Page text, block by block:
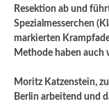
Resektion ab und
Spezialmesserchen
markierten
Methode haben auch
Moritz Katzenstein,
Berlin arbeitend und